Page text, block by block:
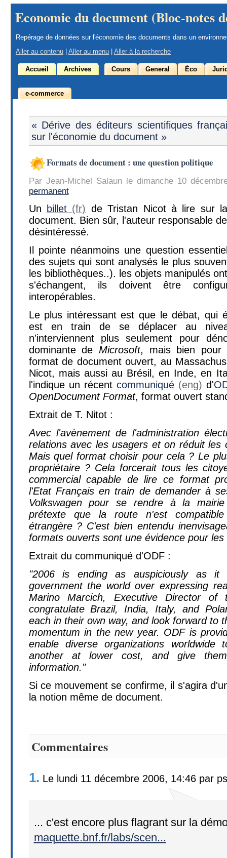
Economie du document (Bloc-notes
Repérage de données sur l'économie des documents dans un
Aller au contenu
Aller au menu Aller à la recherche
Accueil Archives Cours General Éco
e-commerce
« Dérive des éditeurs scientifiques
sur l'économie du document »
Formats de document : une question politique
Par Jean-Michel Salaun le dimanche 10
permanent
Un billet
de Tristan Nicot à lire sur
document. Bien sûr, l'auteur responsable
désintéressé.
Il pointe néanmoins une question
des sujets qui sont analysés le plus
les bibliothèques..). les objets manipulés
s'échangent, ils doivent être
interopérables.
Le plus intéressant est que le débat, qui
est en train de se déplacer au
n'interviennent plus seulement pour
dominante de Microsoft, mais bien pour
format de document ouvert, au
Nicot, mais aussi au Brésil, en Inde, en
l'indique un récent communiqué d'
OpenDocument Format, format ouvert
Extrait de T. Nitot :
Avec l'avènement de l'administration
relations avec les usagers et on réduit les
Mais quel format choisir pour cela ? Le
propriétaire ? Cela forcerait tous les
commercial capable de lire ce format
l'Etat Français en train de demander à
Volkswagen pour se rendre à la
prétexte que la route n'est
étrangère ? C'est bien entendu
formats ouverts sont une évidence pour les
Extrait du communiqué d'ODF :
"2006 is ending as auspiciously as it
government the world over expressing
Marino Marcich, Executive Director of
congratulate Brazil, India, Italy, and
each in their own way, and look forward to
momentum in the new year. ODF is
enable diverse organizations
another at lower cost, and give
information."
Si ce mouvement se confirme, il s'agira
la notion même de document.
Commentaires
1. Le lundi 11 décembre 2006, 14:46 par ps
... c'est encore plus flagrant sur la
maquette.bnf.fr/labs/scen...